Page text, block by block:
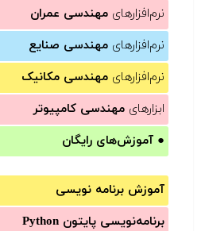
نرم‌افزارهای مهندسی عمران
نرم‌افزارهای مهندسی صنایع
نرم‌افزارهای مهندسی مکانیک
ابزارهای مهندسی کامپیوتر
● آموزش‌های رایگان
آموزش برنامه نویسی
برنامه‌نویسی پایتون Python